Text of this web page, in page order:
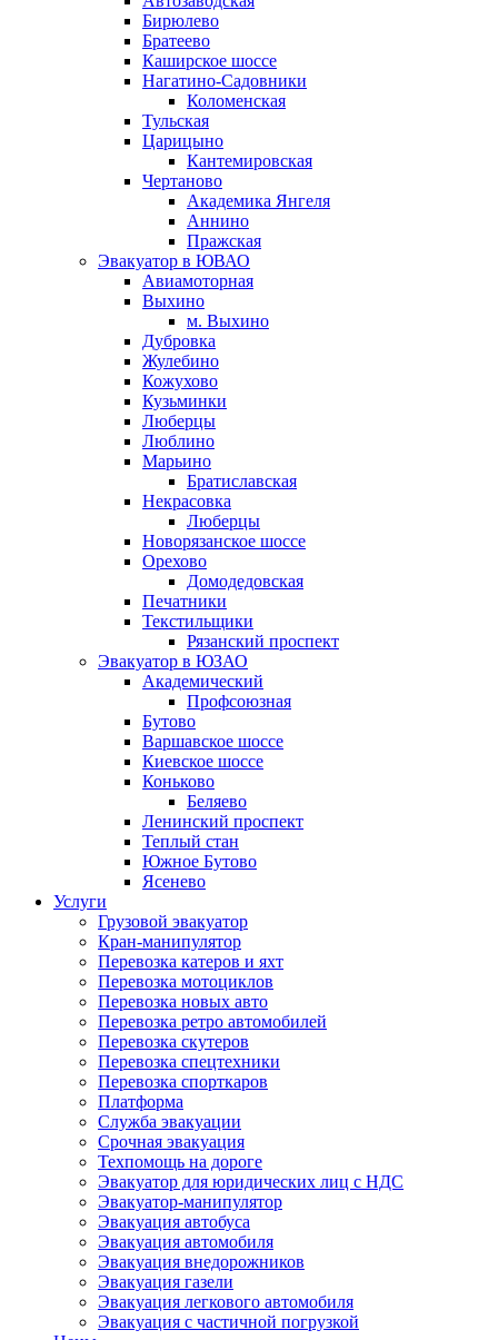
Бирюлево
Братеево
Каширское шоссе
Нагатино-Садовники
Коломенская
Тульская
Царицыно
Кантемировская
Чертаново
Академика Янгеля
Аннино
Пражская
Эвакуатор в ЮВАО
Авиамоторная
Выхино
м. Выхино
Дубровка
Жулебино
Кожухово
Кузьминки
Люберцы
Люблино
Марьино
Братиславская
Некрасовка
Люберцы
Новорязанское шоссе
Орехово
Домодедовская
Печатники
Текстильщики
Рязанский проспект
Эвакуатор в ЮЗАО
Академический
Профсоюзная
Бутово
Варшавское шоссе
Киевское шоссе
Коньково
Беляево
Ленинский проспект
Теплый стан
Южное Бутово
Ясенево
Услуги
Грузовой эвакуатор
Кран-манипулятор
Перевозка катеров и яхт
Перевозка мотоциклов
Перевозка новых авто
Перевозка ретро автомобилей
Перевозка скутеров
Перевозка спецтехники
Перевозка спорткаров
Платформа
Служба эвакуации
Срочная эвакуация
Техпомощь на дороге
Эвакуатор для юридических лиц с НДС
Эвакуатор-манипулятор
Эвакуация автобуса
Эвакуация автомобиля
Эвакуация внедорожников
Эвакуация газели
Эвакуация легкового автомобиля
Эвакуация с частичной погрузкой